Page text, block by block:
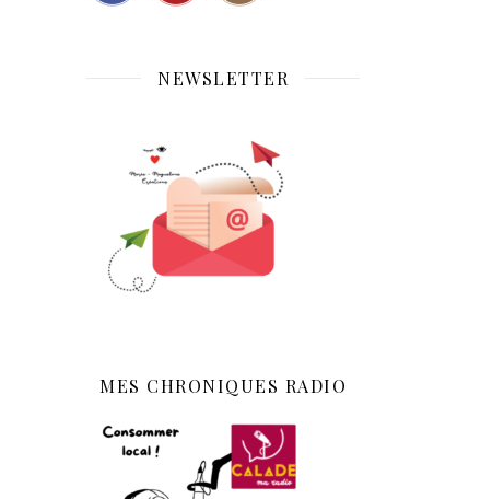
NEWSLETTER
MES CHRONIQUES RADIO